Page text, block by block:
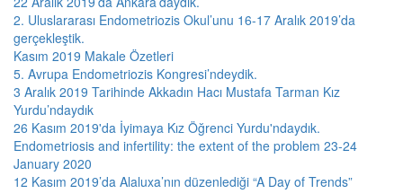
2. Uluslararası Endometriozis Okul’unu 16-17 Aralık 2019’da
gerçekleştik.
Kasım 2019 Makale Özetleri
5. Avrupa Endometriozis Kongresi’ndeydik.
3 Aralık 2019 Tarihinde Akkadın Hacı Mustafa Tarman Kız
Yurdu’ndaydık
26 Kasım 2019'da İyimaya Kız Öğrenci Yurdu'ndaydık.
Endometriosis and infertility: the extent of the problem 23-24
January 2020
12 Kasım 2019’da Alaluxa’nın düzenlediği “A Day of Trends”